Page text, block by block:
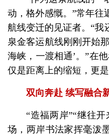
动，格外感慨。”常年往
航线变迁的见证者。“我
泉金客运航线刚刚开始
海峡，一渡相通’。”在
仅是距离上的缩短，更
双向奔赴 续写融合
“造福两岸”“继往
场，两岸书法家挥毫泼